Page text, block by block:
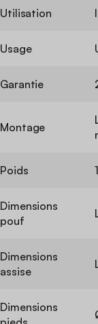
Utilisation
Usage
Garantie
Montage
Poids
Dimensions
pouf
Dimensions
assise
Dimensions